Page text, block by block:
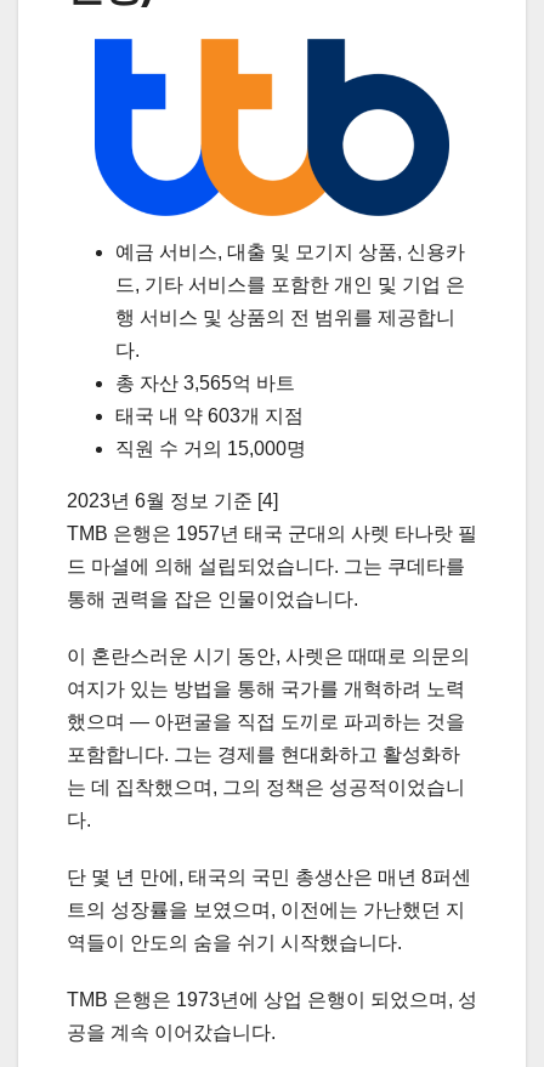
예금 서비스, 대출 및 모기지 상품, 신용카
드, 기타 서비스를 포함한 개인 및 기업 은
행 서비스 및 상품의 전 범위를 제공합니
다.
총 자산 3,565억 바트
태국 내 약 603개 지점
직원 수 거의 15,000명
2023년 6월 정보 기준 [4]
TMB 은행은 1957년 태국 군대의 사렛 타나랏 필
드 마셜에 의해 설립되었습니다. 그는 쿠데타를
통해 권력을 잡은 인물이었습니다.
이 혼란스러운 시기 동안, 사렛은 때때로 의문의
여지가 있는 방법을 통해 국가를 개혁하려 노력
했으며 — 아편굴을 직접 도끼로 파괴하는 것을
포함합니다. 그는 경제를 현대화하고 활성화하
는 데 집착했으며, 그의 정책은 성공적이었습니
다.
단 몇 년 만에, 태국의 국민 총생산은 매년 8퍼센
트의 성장률을 보였으며, 이전에는 가난했던 지
역들이 안도의 숨을 쉬기 시작했습니다.
TMB 은행은 1973년에 상업 은행이 되었으며, 성
공을 계속 이어갔습니다.